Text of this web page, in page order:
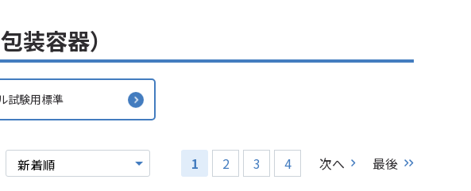
装容器）
試験用標準
1 2 3 4 次へ 最後